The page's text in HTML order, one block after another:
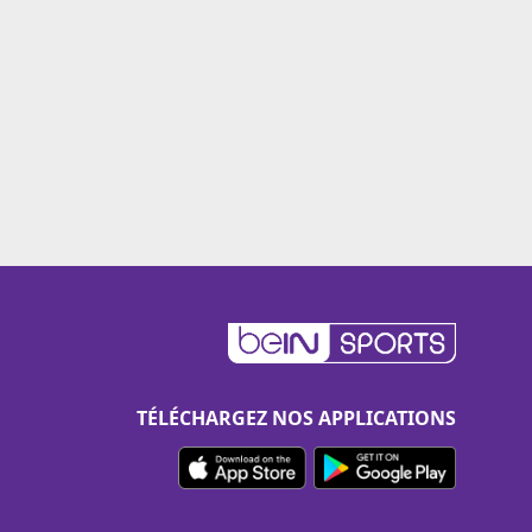
TÉLÉCHARGEZ NOS APPLICATIONS